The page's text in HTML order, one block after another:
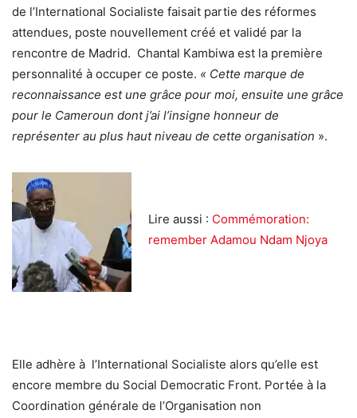
de l’International Socialiste faisait partie des réformes
attendues, poste nouvellement créé et validé par la
rencontre de Madrid. Chantal Kambiwa est la première
personnalité à occuper ce poste. « Cette marque de
reconnaissance est une grâce pour moi, ensuite une grâce
pour le Cameroun dont j’ai l’insigne honneur de
représenter au plus haut niveau de cette organisation ».
Lire aussi : Commémoration:
remember Adamou Ndam Njoya
Elle adhère à l’International Socialiste alors qu’elle est
encore membre du Social Democratic Front. Portée à la
Coordination générale de l’Organisation non